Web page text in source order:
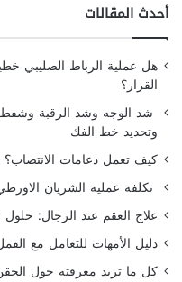
أحدث المقالات
هل عملية الرباط الصليبي
القرار؟
شد الوجه وشد الرقبة وشفط
وتحديد خط الفك
كيف تعمل دعامات
تكلفة عملية الشريان
علاج العقم عند الرجال:
دليل الأمهات للتعامل مع
كل ما تريد معرفته حول